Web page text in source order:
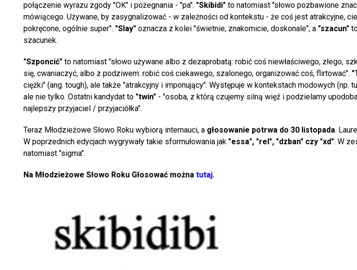
połączenie wyrazu zgody "OK" i pożegnania - "pa". "Skibidi" to natomiast "słowo pozbawione
mówiącego. Używane, by zasygnalizować - w zależności od kontekstu - że coś jest atrakcyjne,
pokręcone, ogólnie super". "Slay" oznacza z kolei "świetnie, znakomicie, doskonale", a "szacun"
szacunek.
"Szponcić" to natomiast "słowo używane albo z dezaprobatą: robić coś niewłaściwego, złego,
się, cwaniaczyć, albo z podziwem: robić coś ciekawego, szalonego, organizować coś, flirtować".
ciężki" (ang. tough), ale także "atrakcyjny i imponujący". Występuje w kontekstach modowych (np.
ale nie tylko. Ostatni kandydat to "twin" - "osoba, z którą czujemy silną więź i podzielamy
najlepszy przyjaciel / przyjaciółka".
Teraz Młodzieżowe Słowo Roku wybiorą internauci, a głosowanie potrwa do 30 listopada.
W poprzednich edycjach wygrywały takie sformułowania jak "essa", "rel", "dzban" czy "xd". W
natomiast "sigma".
Na Młodzieżowe Słowo Roku Głosować można tutaj.